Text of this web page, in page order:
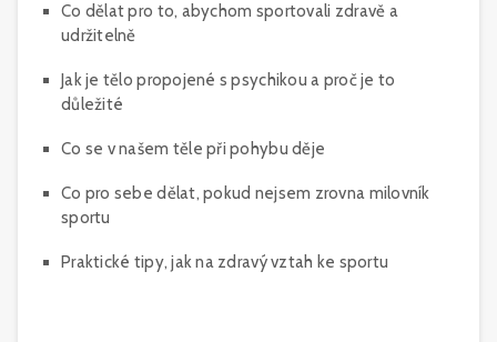
Co dělat pro to, abychom sportovali zdravě a
udržitelně
Jak je tělo propojené s psychikou a proč je to
důležité
Co se v našem těle při pohybu děje
Co pro sebe dělat, pokud nejsem zrovna milovník
sportu
Praktické tipy, jak na zdravý vztah ke sportu